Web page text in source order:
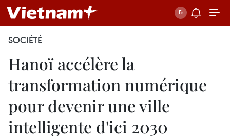
SOCIÉTÉ
Hanoï accélère la
transformation numérique
pour devenir une ville
intelligente d'ici 2030